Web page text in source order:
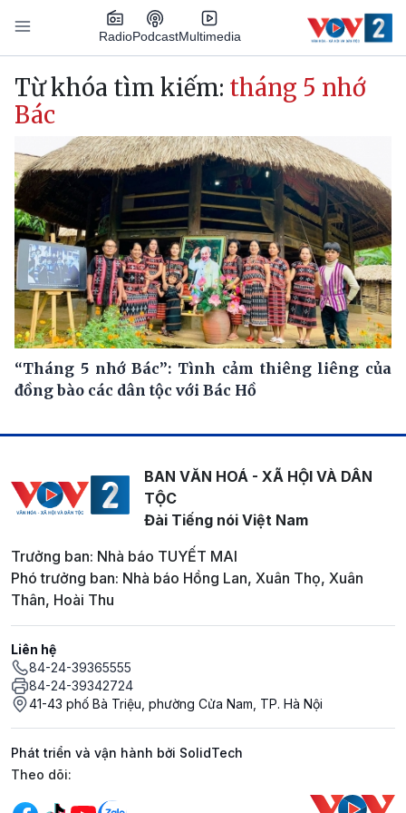
Nhảy đến nội dung
RadioPodcastMultimedia
Main navigation
Từ khóa tìm kiếm: tháng 5 nhớ
Bác
“Tháng 5 nhớ Bác”: Tình cảm thiêng liêng của
đồng bào các dân tộc với Bác Hồ
BAN VĂN HOÁ - XÃ HỘI VÀ DÂN
TỘC
Đài Tiếng nói Việt Nam
Trưởng ban: Nhà báo TUYẾT MAI
Phó trưởng ban: Nhà báo Hồng Lan, Xuân Thọ, Xuân
Thân, Hoài Thu
Liên hệ
84-24-39365555
84-24-39342724
41-43 phố Bà Triệu, phường Cửa Nam, TP. Hà Nội
Phát triển và vận hành bởi SolidTech
Mạng xã hội
Theo dõi: